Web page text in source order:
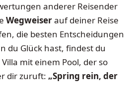
anderer Reisender
Wegweiserauf deiner Reise
die besten Entscheidungen
du Glück hast, findest du
mit einem Pool, der so
dir zuruft: „Spring rein, der